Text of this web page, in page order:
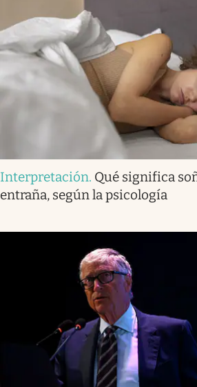
Interpretación. Qué significa
entraña, según la psicología